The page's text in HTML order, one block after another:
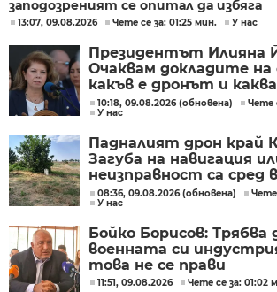
заподозреният се опитал да избяга
13:07, 09.08.2026 Чете се за: 01:25 мин. У нас
Президентът Илияна
Очаквам докладите
какъв е дронът и
неговата роля
10:18, 09.08.2026 (обновена)
Чете
У нас
Падналият дрон край
Загуба на навигация
неизправност са сред
причини
08:36, 09.08.2026 (обновена)
Чете
У нас
Бойко Борисов: Трябва
военната си
това не се прави
11:51, 09.08.2026 Чете се за: 01:02